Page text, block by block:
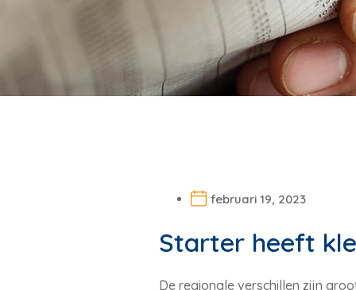
februari 19, 2023
Starter heeft
De regionale verschillen zijn